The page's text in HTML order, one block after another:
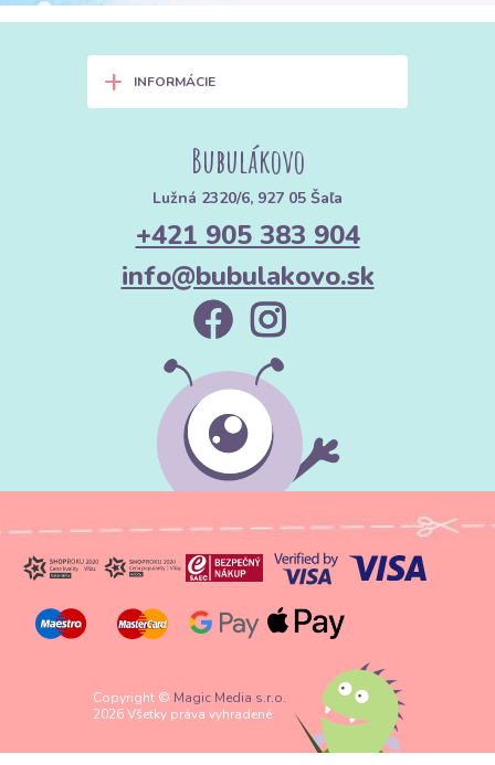
+ INFORMÁCIE
Bubulákovo
Lužná 2320/6, 927 05 Šaľa
+421 905 383 904
info@bubulakovo.sk
Copyright © Magic Media s.r.o.
2026 Všetky práva vyhradené